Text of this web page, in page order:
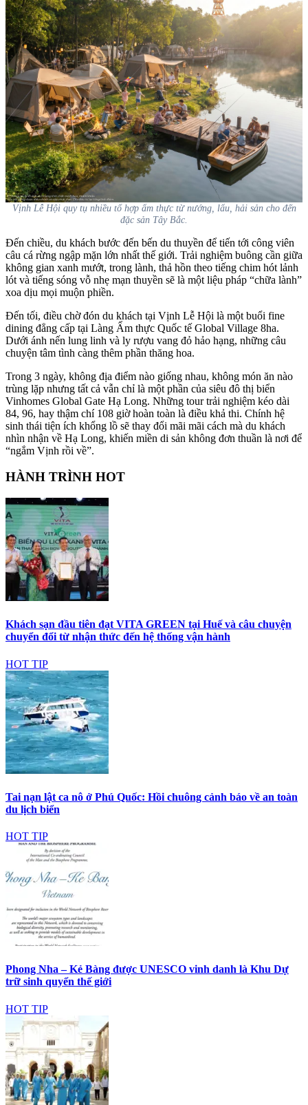
Vịnh Lễ Hội quy tụ nhiều tổ hợp ẩm thực từ nướng, lẩu, hải sản cho đến
đặc sản Tây Bắc.
Đến chiều, du khách bước đến bến du thuyền để tiến tới công viên
câu cá rừng ngập mặn lớn nhất thế giới. Trải nghiệm buông cần giữa
không gian xanh mướt, trong lành, thả hồn theo tiếng chim hót lảnh
lót và tiếng sóng vỗ nhẹ mạn thuyền sẽ là một liệu pháp “chữa lành”
xoa dịu mọi muộn phiền.
Đến tối, điều chờ đón du khách tại Vịnh Lễ Hội là một buổi fine
dining đẳng cấp tại Làng Ẩm thực Quốc tế Global Village 8ha.
Dưới ánh nến lung linh và ly rượu vang đỏ hảo hạng, những câu
chuyện tâm tình càng thêm phần thăng hoa.
Trong 3 ngày, không địa điểm nào giống nhau, không món ăn nào
trùng lặp nhưng tất cả vẫn chỉ là một phần của siêu đô thị biển
Vinhomes Global Gate Hạ Long. Những tour trải nghiệm kéo dài
84, 96, hay thậm chí 108 giờ hoàn toàn là điều khả thi. Chính hệ
sinh thái tiện ích khổng lồ sẽ thay đổi mãi mãi cách mà du khách
nhìn nhận về Hạ Long, khiến miền di sản không đơn thuần là nơi để
“ngắm Vịnh rồi về”.
HÀNH TRÌNH HOT
Khách sạn đầu tiên đạt VITA GREEN tại Huế và câu chuyện
chuyển đổi từ nhận thức đến hệ thống vận hành
HOT TIP
Tai nạn lật ca nô ở Phú Quốc: Hồi chuông cảnh báo về an toàn
du lịch biển
HOT TIP
Phong Nha – Kẻ Bàng được UNESCO vinh danh là Khu Dự
trữ sinh quyển thế giới
HOT TIP